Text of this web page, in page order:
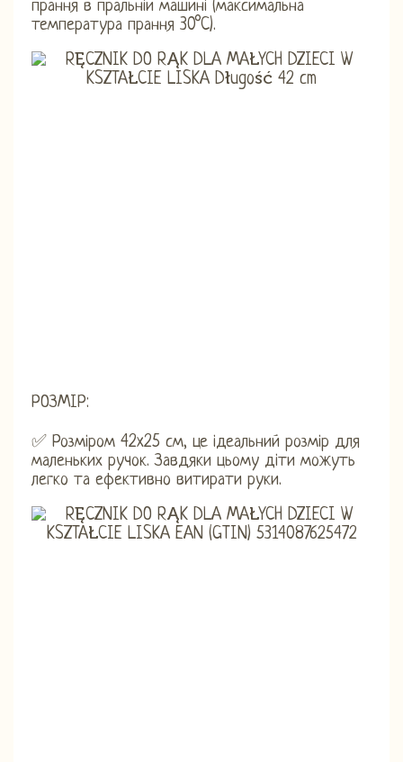
прання в пральній машині (максимальна
температура прання 30°C).
РОЗМІР:
✅ Розміром 42x25 см, це ідеальний розмір для
маленьких ручок. Завдяки цьому діти можуть
легко та ефективно витирати руки.